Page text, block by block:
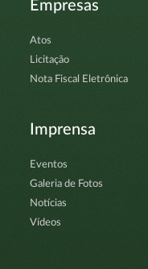
Empresas
Atos
Licitação
Nota Fiscal Eletrônica
Imprensa
Eventos
Galeria de Fotos
Notícias
Vídeos